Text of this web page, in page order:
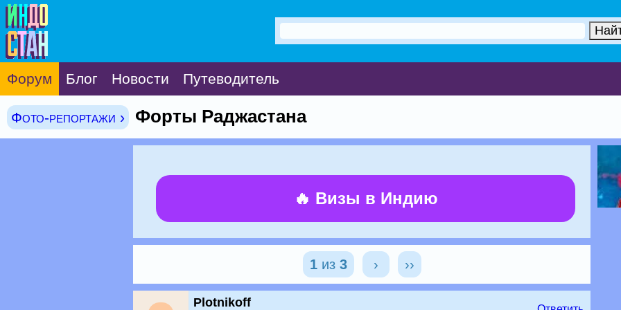
Форум Блог Новости Путеводитель
Фото-репортажи › Форты Раджастана
🔥 Визы в Индию
1из 3 › ››
Plotnikoff